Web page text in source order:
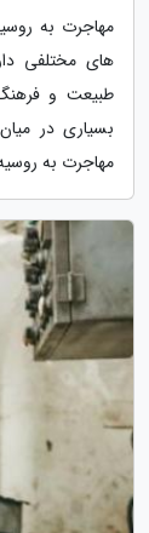
مهاجرت به
های مختلفی
طبیعت و
بسیاری در
مهاجرت به